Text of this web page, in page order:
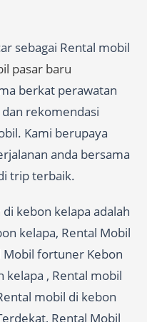
sebagai Rental mobil
pasar baru
berkat perawatan
rekomendasi
Kami berupaya
anda bersama
trip terbaik.
kebon kelapa adalah
kelapa, Rental Mobil
Mobil fortuner Kebon
kelapa , Rental mobil
mobil di kebon
Rental Mobil